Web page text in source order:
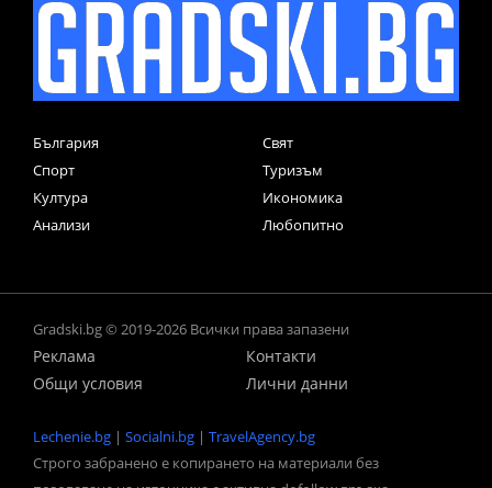
България
Свят
Спорт
Туризъм
Култура
Икономика
Анализи
Любопитно
Gradski.bg © 2019-2026 Всички права запазени
Реклама
Контакти
Общи условия
Лични данни
Lechenie.bg | Socialni.bg | TravelAgency.bg
Строго забранено е копирането на материали без